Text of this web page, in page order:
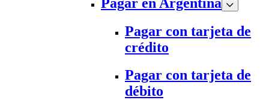
Pagar con tarjeta de
crédito
Pagar con tarjeta de
débito